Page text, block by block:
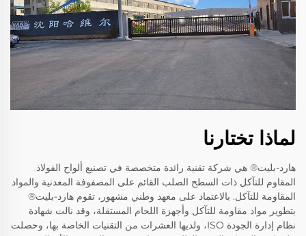
لماذا تختارنا
هارد-بليت® هي شركة تقنية رائدة متخصصة في تصنيع ألواح الفولاذ
المقاوم للتآكل ذات السطح الصلب القائم على المصفوفة المعدنية والمواد
المقاومة للتآكل. بالاعتماد على معهد وطني مشهور، تقوم هارد-بليت®
بتطوير مواد مقاومة للتآكل وأجهزة اللحام المستقلة، وقد نالت شهادة
نظام إدارة الجودة ISO، ولديها العشرات من التقنيات الخاصة بها، وحصلت